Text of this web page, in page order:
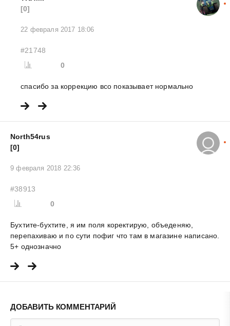
[0]
22 февраля 2017 18:06
#21748
0
спасибо за коррекцию всо показывает нормально
North54rus
[0]
9 февраля 2018 22:36
#38913
0
Бухтите-бухтите, я им поля коректирую, объеденяю,
перепахиваю и по сути пофиг что там в магазине написано.
5+ однозначно
ДОБАВИТЬ КОММЕНТАРИЙ